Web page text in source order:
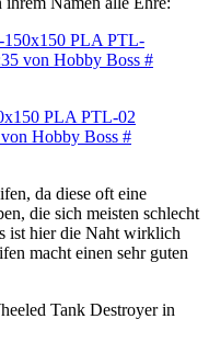
da diese oft eine
die sich meisten schlecht
ist hier die Naht wirklich
macht einen sehr guten